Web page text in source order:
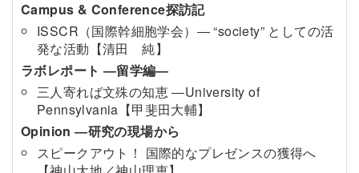
Campus & Conference探訪記
ISSCR（国際幹細胞学会）― “society” としての活
発な活動【清田 純】
ラボレポート ―留学編―
三人寄れば文殊の知恵 ―University of
Pennsylvania【甲斐田大輔】
Opinion ―研究の現場から
スピークアウト！ 国際的なプレゼンスの獲得へ